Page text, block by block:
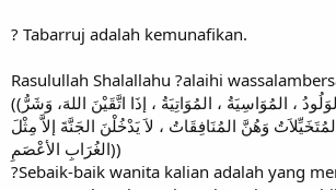
? Tabarruj adalah kemunafikan.
Rasulullah Shalallahu ?alaihi
((خَيْرُ نِسَائِكُمُ الوَدُودُ الوَلُودُ ، المُوَاسِيَةُ ، المُوَاتِيَةُ ، إذَا اتَّقَيْنَ اللهَ، وَشَرُّ
وَهُنَّ المُنَافِقَاتُ ، لاَ يَدْخُلْنَ الجَنَّةَ إلاَّ مِثْلَ
الغُرَابِ الأعْصَمِ))
?Sebaik-baik wanita kalian adalah yang